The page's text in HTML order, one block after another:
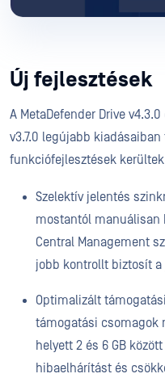
Új fejlesztések
A MetaDefender Drive
v3.7.0 legújabb
funkciófejlesztések kerültek
Szelektív jelentés
mostantól manuálisan
Central Management
jobb kontrollt biztosít a
Optimalizált
támogatási csomagok
helyett 2 és 6 GB
hibaelhárítást és